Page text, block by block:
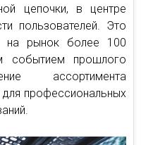
цепочки, в центре
пользователей. Это
на рынок более 100
событием прошлого
ассортимента
для профессиональных